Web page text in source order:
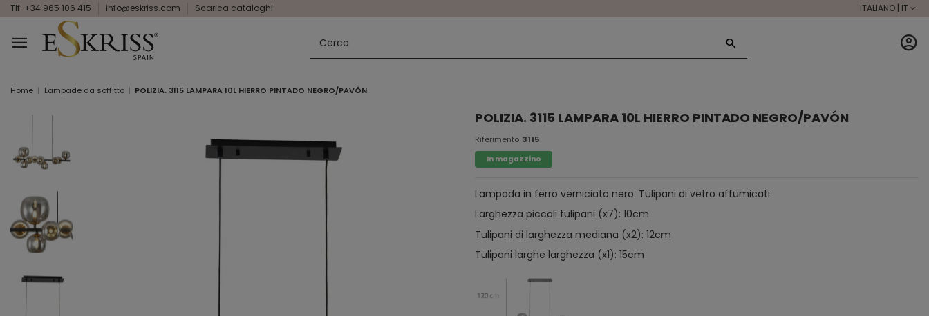
Tlf. +34 965 106 415 info@eskriss.com Scarica cataloghi ITALIANO | IT
Home Lampade da soffitto POLIZIA. 3115 LAMPARA 10L HIERRO PINTADO NEGRO/PAVÓN
POLIZIA. 3115 LAMPARA 10L HIERRO PINTADO NEGRO/PAVÓN
Riferimento 3115
In magazzino
Lampada in ferro verniciato nero. Tulipani di vetro affumicati.
Larghezza piccoli tulipani (x7): 10cm
Tulipani di larghezza mediana (x2): 12cm
Tulipani larghe larghezza (x1): 15cm